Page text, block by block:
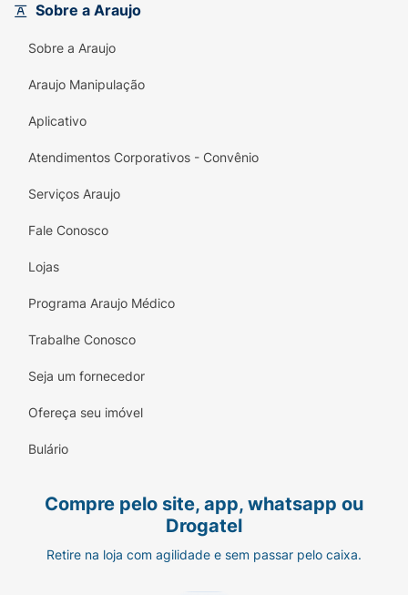
Sobre a Araujo
Sobre a Araujo
Araujo Manipulação
Aplicativo
Atendimentos Corporativos - Convênio
Serviços Araujo
Fale Conosco
Lojas
Programa Araujo Médico
Trabalhe Conosco
Seja um fornecedor
Ofereça seu imóvel
Bulário
Compre pelo site, app, whatsapp ou
Drogatel
Retire na loja com agilidade e sem passar pelo caixa.